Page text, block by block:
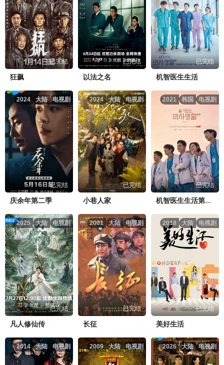
钉刺者们：警视厅诱饵搜查检证室第08集.mp4 点击复制地址
钉刺者们：警视厅诱饵搜查检证室第09集.mp4 点击复制地址
钉刺者们：警视厅诱饵搜查检证室第10集.mp4 点击复制地址
钉刺者们：警视厅诱饵搜查检证室第11集.mp4 点击复制地址
已完结
狂飙
已完结
以法之名
已完结
机智医生生活
电视剧
大陆
2024
已完结
庆余年第二季
电视剧
大陆
2024
已完结
小巷人家
电视剧
韩国
2021
已完结
机智医生生活第二季
电视剧
大陆
2025
已完结
凡人修仙传
电视剧
大陆
2001
已完结
长征
电视剧
大陆
2018
已完结
美好生活
电视剧
大陆
2014 电视剧
大陆
2009 电视剧
大陆
2026